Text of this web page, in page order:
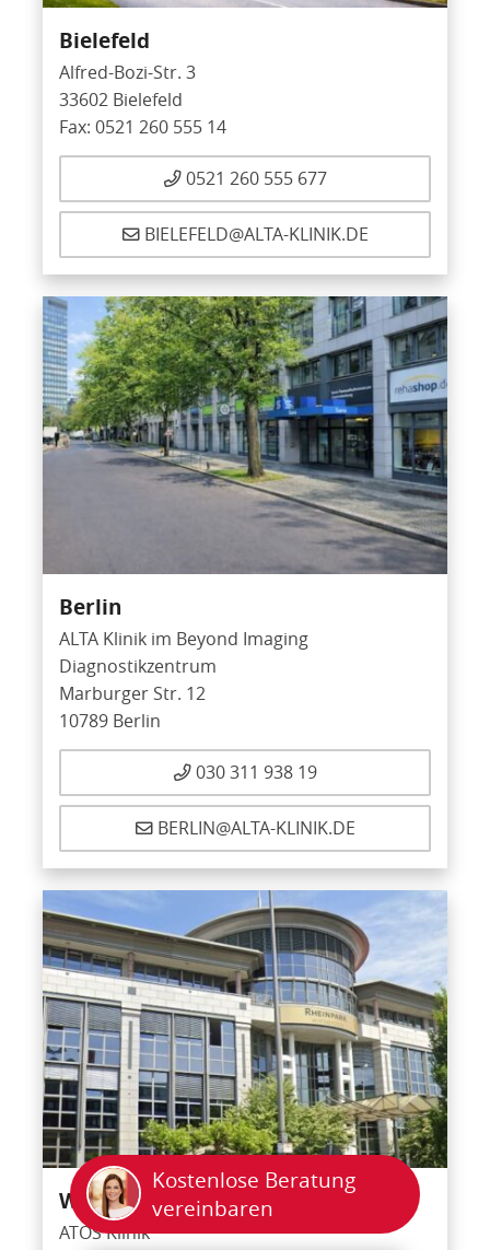
Bielefeld
Alfred-Bozi-Str. 3
33602 Bielefeld
Fax: 0521 260 555 14
0521 260 555 677
BIELEFELD@ALTA-KLINIK.DE
Berlin
ALTA Klinik im Beyond Imaging
Diagnostikzentrum
Marburger Str. 12
10789 Berlin
030 311 938 19
BERLIN@ALTA-KLINIK.DE
Wiesbaden
ATOS Klinik
Kostenlose Beratung
vereinbaren